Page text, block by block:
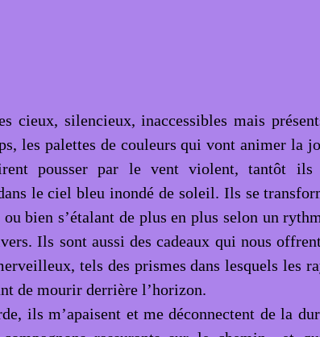
cieux, silencieux, inaccessibles mais
les palettes de couleurs qui vont animer la
pousser par le vent violent, tantôt ils
le ciel bleu inondé de soleil. Ils se
bien s’étalant de plus en plus selon un
Ils sont aussi des cadeaux qui nous
tels des prismes dans lesquels les
de mourir derrière l’horizon.
ils m’apaisent et me déconnectent de la